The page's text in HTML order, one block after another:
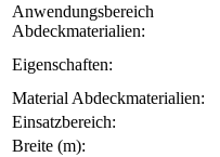
Anwendungsbereich
Abdeckmaterialien:
Eigenschaften:
Material Abdeckmaterialien:
Einsatzbereich:
Breite (m):